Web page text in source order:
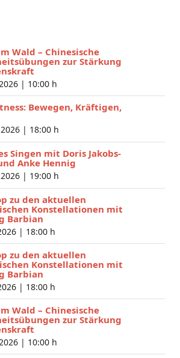
Wald – Chinesische
zur Stärkung
| 10:00 h
Bewegen, Kräftigen,
| 18:00 h
Singen mit Doris Jakobs-
Anke Hennig
| 19:00 h
zu den aktuellen
Konstellationen mit
Barbian
| 18:00 h
zu den aktuellen
Konstellationen mit
Barbian
| 18:00 h
Wald – Chinesische
zur Stärkung
| 10:00 h